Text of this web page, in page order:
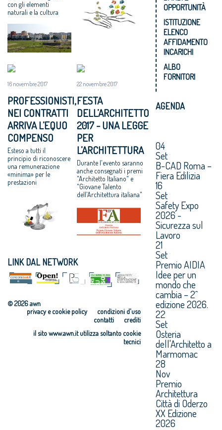
con gli elementi
naturali e la cultura
16 novembre 2017
PROFESSIONISTI,
NEI CONTRATTI
ARRIVA L’EQUO
COMPENSO
Esteso a tutti il
principio di riconoscere
una remunerazione
«minima» per le
prestazioni
22 novembre 2017
FESTA
DELL’ARCHITETTO
2017 - UNA LEGGE
PER
L’ARCHITETTURA
Durante l'evento saranno
anche consegnati i premi
"Architetto Italiano" e
"Giovane Talento
dell'Architettura italiana"
LINK DAL NETWORK
© 2026 awn
condizioni d'uso
privacy e cookie policy
crediti
contatti
il sito www.awn.it utilizza soltanto cookie
tecnici
OPPORTUNITÀ
ISTITUZIONE
ELENCO
AFFIDAMENTO
INCARICHI
ALBO
FORNITORI
AGENDA
04
Set
B-CAD Roma –
Fiera Edilizia
16
Set
Safety Expo
2026 -
Sicurezza sul
Lavoro
21
Set
Premio AIDIA
Idee per un
mondo che
cambia – 2^
edizione 2026.
22
Set
Osteria
dell'Architetto a
Marmomac
28
Nov
Premio
Architettura
Città di Oderzo
XX Edizione
2026